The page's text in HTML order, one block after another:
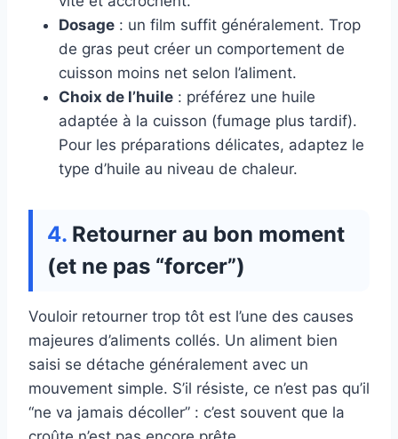
Dosage : un film suffit généralement. Trop
de gras peut créer un comportement de
cuisson moins net selon l’aliment.
Choix de l’huile : préférez une huile
adaptée à la cuisson (fumage plus tardif).
Pour les préparations délicates, adaptez le
type d’huile au niveau de chaleur.
Retourner au bon moment
(et ne pas “forcer”)
Vouloir retourner trop tôt est l’une des causes
majeures d’aliments collés. Un aliment bien
saisi se détache généralement avec un
mouvement simple. S’il résiste, ce n’est pas qu’il
“ne va jamais décoller” : c’est souvent que la